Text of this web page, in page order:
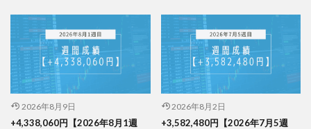
2026年8月9日
+4,338,060円【2026年8月1週
2026年8月2日
+3,582,480円【2026年7月5週